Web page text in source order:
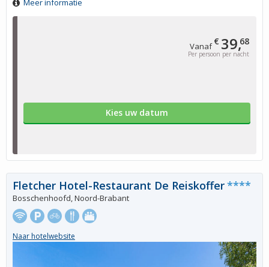
Vanaf€ 39,68
Per persoon per nacht
Kies uw datum
Meer informatie
Fletcher Hotel-Restaurant De Reiskoffer****
Bosschenhoofd, Noord-Brabant
Naar hotelwebsite